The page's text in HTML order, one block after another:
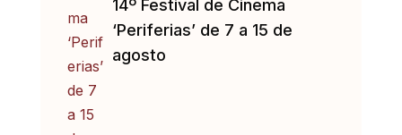
14º Festival de Cinema
‘Periferias’ de 7 a 15 de
agosto